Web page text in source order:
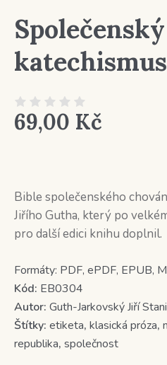
Společenský
katechismus
69,00 Kč
Bible společenského
Jiřího Gutha, který po
pro další edici knihu doplnil.
Formáty: PDF, ePDF, EPUB,
Kód: EB0304
Autor: Guth-Jarkovský Jiří
Štítky: etiketa, klasická próza,
republika, společnost